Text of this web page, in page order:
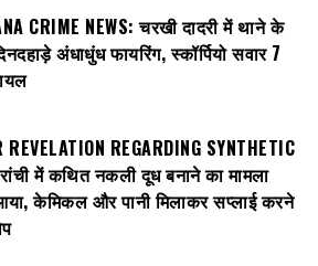
CRIME NEWS: चरखी दादरी में थाने के
अंधाधुंध फायरिंग, स्कॉर्पियो सवार 7
REVELATION REGARDING SYNTHETIC
में कथित नकली दूध बनाने का मामला
केमिकल और पानी मिलाकर सप्लाई करने